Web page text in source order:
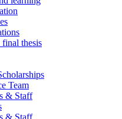
thesis
Team
& Staff